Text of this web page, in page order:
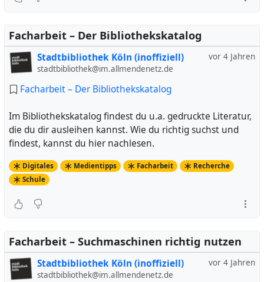
Facharbeit – Der Bibliothekskatalog
vor 4 Jahren
Stadtbibliothek Köln (inoffiziell)
stadtbibliothek@im.allmendenetz.de
Facharbeit – Der Bibliothekskatalog
Im Bibliothekskatalog findest du u.a. gedruckte Literatur,
die du dir ausleihen kannst. Wie du richtig suchst und
findest, kannst du hier nachlesen.
Digitales Medientipps Facharbeit
Recherche
Schule
Facharbeit – Suchmaschinen richtig nutzen
vor 4 Jahren
Stadtbibliothek Köln (inoffiziell)
stadtbibliothek@im.allmendenetz.de